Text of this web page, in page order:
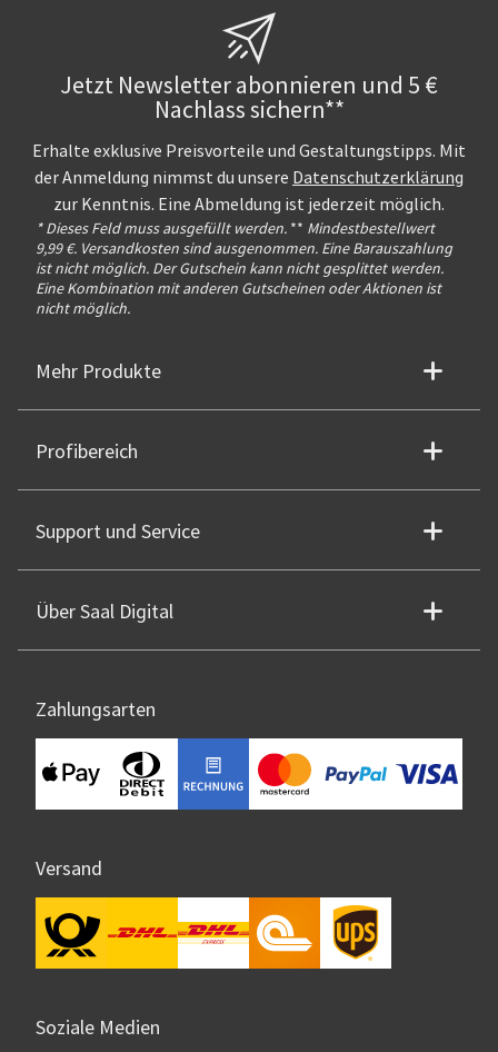
Jetzt Newsletter abonnieren und 5 €
Nachlass sichern**
Erhalte exklusive Preisvorteile und Gestaltungstipps. Mit
der Anmeldung nimmst du unsere Datenschutzerklärung
zur Kenntnis. Eine Abmeldung ist jederzeit möglich.
* Dieses Feld muss ausgefüllt werden. ** Mindestbestellwert
9,99 €. Versandkosten sind ausgenommen. Eine Barauszahlung
ist nicht möglich. Der Gutschein kann nicht gesplittet werden.
Eine Kombination mit anderen Gutscheinen oder Aktionen ist
nicht möglich.
Mehr Produkte
Profibereich
Support und Service
Über Saal Digital
Zahlungsarten
Versand
Soziale Medien